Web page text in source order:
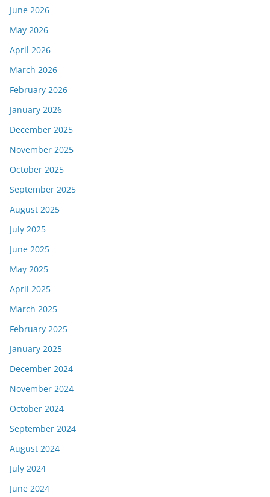
June 2026
May 2026
April 2026
March 2026
February 2026
January 2026
December 2025
November 2025
October 2025
September 2025
August 2025
July 2025
June 2025
May 2025
April 2025
March 2025
February 2025
January 2025
December 2024
November 2024
October 2024
September 2024
August 2024
July 2024
June 2024